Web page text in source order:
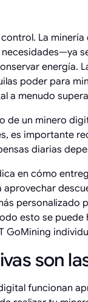
La
energía.
poder para
a menudo
de un minero
es importante
diarias
en cómo
personalizado
esto se
GoMining
son
funcionan